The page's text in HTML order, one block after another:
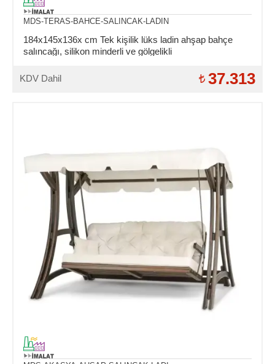
MDS-TERAS-BAHCE-SALINCAK-LADIN
184x145x136x cm Tek kişilik lüks ladin ahşap bahçe
salıncağı, silikon minderli ve gölgelikli
KDV Dahil 37.313